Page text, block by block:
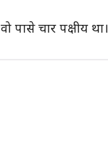
चार पक्षीय था।